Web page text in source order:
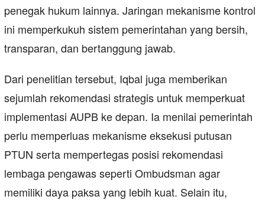
penegak hukum lainnya. Jaringan mekanisme kontrol
ini memperkukuh sistem pemerintahan yang bersih,
transparan, dan bertanggung jawab.
Dari penelitian tersebut, Iqbal juga memberikan
sejumlah rekomendasi strategis untuk memperkuat
implementasi AUPB ke depan. Ia menilai pemerintah
perlu memperluas mekanisme eksekusi putusan
PTUN serta mempertegas posisi rekomendasi
lembaga pengawas seperti Ombudsman agar
memiliki daya paksa yang lebih kuat. Selain itu,